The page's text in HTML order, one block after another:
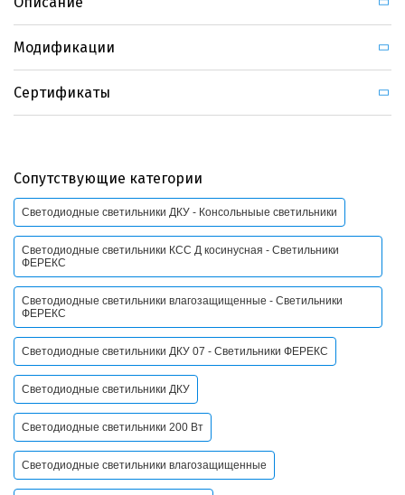
Модификации
Сертификаты
Сопутствующие категории
Светодиодные светильники ДКУ - Консольныые светильники
Светодиодные светильники КСС Д косинусная - Светильники
ФЕРЕКС
Светодиодные светильники влагозащищенные - Светильники
ФЕРЕКС
Светодиодные светильники ДКУ 07 - Светильники ФЕРЕКС
Светодиодные светильники ДКУ
Светодиодные светильники 200 Вт
Светодиодные светильники влагозащищенные